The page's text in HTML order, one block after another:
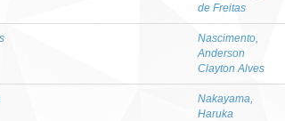
de Freitas
Nascimento,
Anderson
Clayton Alves
Nakayama,
Haruka